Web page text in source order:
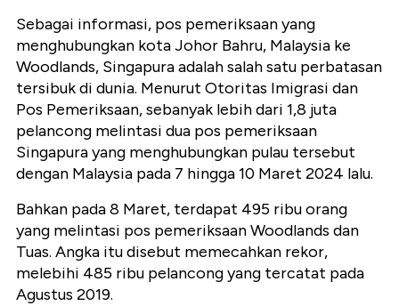
Sebagai informasi, pos pemeriksaan yang
menghubungkan kota Johor Bahru, Malaysia ke
Woodlands, Singapura adalah salah satu perbatasan
tersibuk di dunia. Menurut Otoritas Imigrasi dan
Pos Pemeriksaan, sebanyak lebih dari 1,8 juta
pelancong melintasi dua pos pemeriksaan
Singapura yang menghubungkan pulau tersebut
dengan Malaysia pada 7 hingga 10 Maret 2024 lalu.
Bahkan pada 8 Maret, terdapat 495 ribu orang
yang melintasi pos pemeriksaan Woodlands dan
Tuas. Angka itu disebut memecahkan rekor,
melebihi 485 ribu pelancong yang tercatat pada
Agustus 2019.